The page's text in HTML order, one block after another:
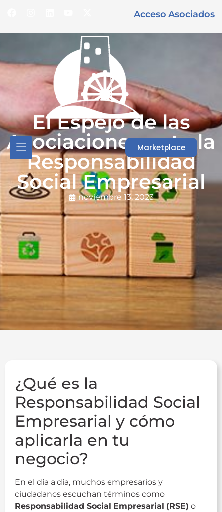
Acceso Asociados
Marketplace
El Espejo de las
Asociaciones ante la
Responsabilidad
Social Empresarial
noviembre 13, 2023
¿Qué es la
Responsabilidad Social
Empresarial y cómo
aplicarla en tu
negocio?
En el día a día, muchos empresarios y
ciudadanos escuchan términos como
Responsabilidad Social Empresarial (RSE) o